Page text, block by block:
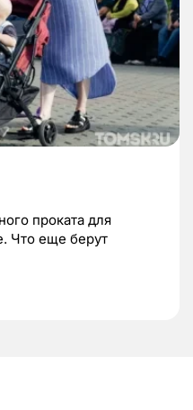
проката для
Что еще берут